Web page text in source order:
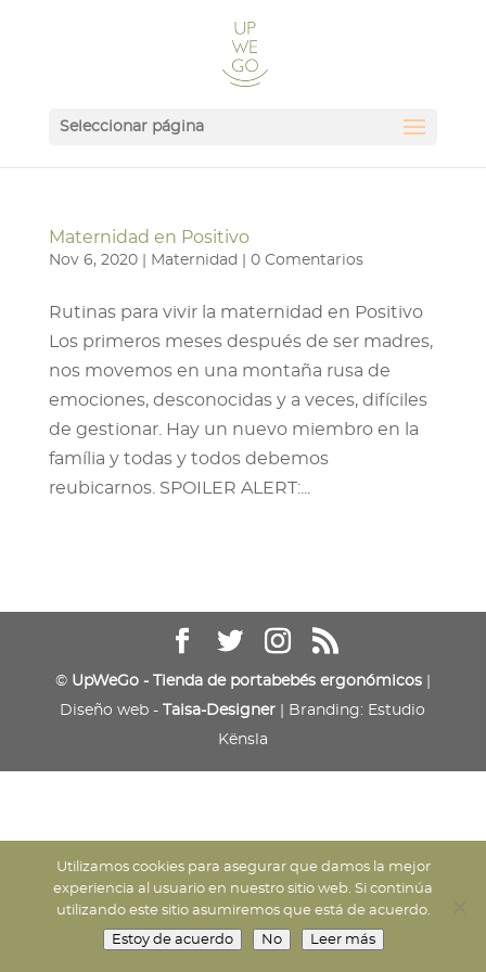
Seleccionar página
Maternidad en Positivo
Nov 6, 2020| Maternidad 0 Comentarios
Rutinas para vivir la maternidad en Positivo
Los primeros meses después de ser madres,
nos movemos en una montaña rusa de
emociones, desconocidas y a veces, difíciles
de gestionar. Hay un nuevo miembro en la
família y todas y todos debemos
reubicarnos. SPOILER ALERT:...
© UpWeGo - Tienda de portabebés ergonómicos|
Diseño web -
Taisa-Designer | Branding: Estudio
Kënsla
Utilizamos cookies para asegurar que damos la mejor
experiencia al usuario en nuestro sitio web. Si continúa
utilizando este sitio asumiremos que está de acuerdo.
Estoy de acuerdo No Leer más